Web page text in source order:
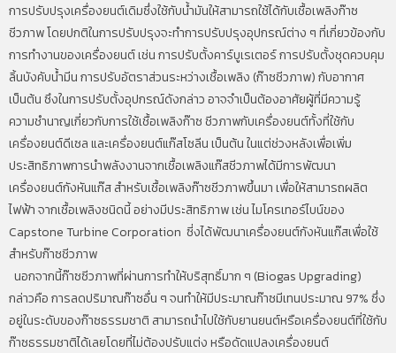
การปรับปรุงเครื่องยนต์เดิมซึ่งใช้กับน้ำมันให้สามารถใช้ได้กับเชื้อเพลิงก๊าซ
ชีวภาพ โดยปกติในการปรับปรุงจะทำการปรับปรุงอุปกรณ์ต่าง ๆ ที่เกี่ยวข้องกับ
การทำงานของเครื่องยนต์ เช่น การปรับตั้งคาร์บูเรเตอร์ การปรับตั้งชุดควบคุม
ลิ้นบังคับน้ำมีน การปรับอัตราส่วนระหว่างเชื้อเพลิง (ก๊าซชีวภาพ) กับอากาศ
เป็นต้น ซึงในการปรับตั้งอุปกรณ์ดังกล่าว อาจจำเป็นต้องอาศัยผู้ที่มีความรู้
ความชำนาญเกี่ยวกับการใช้เชื้อเพลิงก๊าซ ชีวภาพกับเครื่องยนต์ทั้งที่ใช้กับ
เครื่องยนต์ดีเซล และเครื่องยนต์แก๊สโซลีน เป็นต้น ในแต่ช่วงหลังเพื่อเพิ่ม
ประสิทธิภาพการนำพลังงานจากเชื้อเพลิงแก๊สชีวภาพได้มีการพัฒนา
เครื่องยนต์กังหันแก๊ส สำหรับเชื้อเพลิงก๊าซชีวภาพขึ้นมา เพื่อให้สามารถผลิต
ไฟฟ้า จากเชื้อเพลิงชนิดนี้ อย่างมีประสิทธิภาพ เช่น ไมโครเทอร์ไบน์ของ
Capstone Turbine Corporation ซี่งได้พัฒนาเครื่องยนต์กังหันแก๊สเพื่อใช้
สำหรับก๊าซชีวภาพ
นอกจากนี้ก๊าซซีวภาพที่ผ่านการทำให้บริสุทธิ์มาก ๆ (Biogas Upgrading)
กล่าวคือ การลดปริมาณก๊าซอื่น ๆ จนทำให้มีประมาณก๊าซมีเทนประมาณ 97% ซึ่ง
อยู่ในระดับของก๊าซธรรมชาติ สามารถนำไปใช้กับยานยนต์หรือเครื่องยนต์ที่ใช้กับ
ก๊าซธรรมชาติได้เลยโดยที่ไม่ต้องปรับแต่ง หรือดัดแปลงเครื่องยนต์